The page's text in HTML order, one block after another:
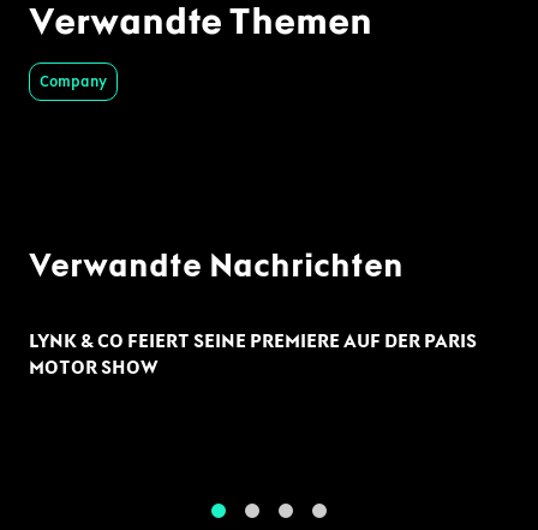
Verwandte Themen
Company
Verwandte Nachrichten
LYNK & CO FEIERT SEINE PREMIERE AUF DER PARIS
MOTOR SHOW